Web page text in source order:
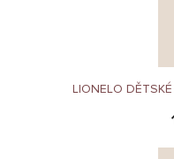
LIONELO